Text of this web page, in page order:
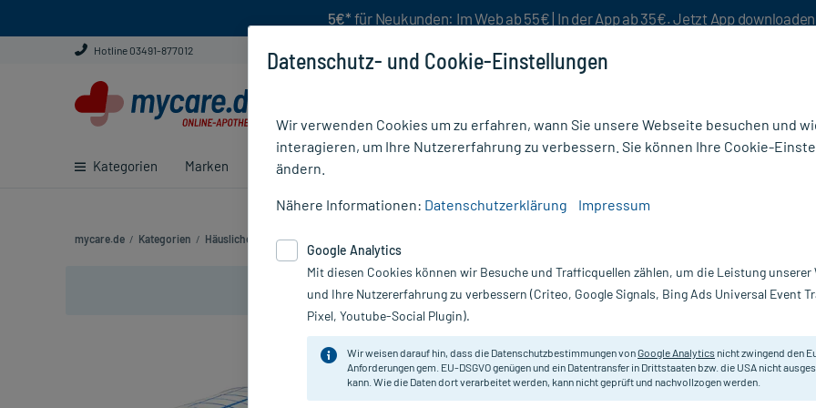
5€* für Neukunden: Im Web ab 55€ | In der App ab 35€. Jetzt App downloaden
Hotline 03491-877012
Kategorien Marken Ratgeber
mycare.de / Kategorien / Häusliche Pflege / Krankenpflege
Nur für kurze Zeit:Gratis-Versand* ab 19€ Mindestbestellwert!
Erfahrungen &
FIWAstretch
Datenschutz- und Cookie-Einstellungen
Wir verwenden Cookies um zu erfahren, wann Sie unsere Webseite besuchen und
interagieren, um Ihre Nutzererfahrung zu verbessern. Sie können Ihre Cookie-
ändern.
Nähere Informationen: Datenschutzerklärung Impressum
Google Analytics
Mit diesen Cookies können wir Besuche und Trafficquellen zählen, um die Leistung unserer
und Ihre Nutzererfahrung zu verbessern (Criteo, Google Signals, Bing Ads Universal Event
Pixel, Youtube-Social Plugin).
Wir weisen darauf hin, dass die Datenschutzbestimmungen vonGoogle Analytics nicht zwingend den
Anforderungen gem. EU-DSGVO genügen und ein Datentransfer in Drittstaaten bzw. die USA nicht
kann. Wie die Daten dort verarbeitet werden, kann nicht geprüft und nachvollzogen werden.